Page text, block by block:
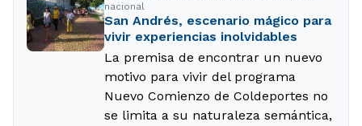
nacional
San Andrés, escenario mágico para
vivir experiencias inolvidables
La premisa de encontrar un nuevo
motivo para vivir del programa
Nuevo Comienzo de Coldeportes no
se limita a su naturaleza semántica,